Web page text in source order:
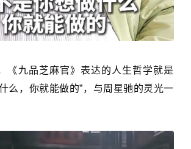
《九品芝麻官》表达的人生哲学就是
么，你就能做的”，与周星驰的灵光一